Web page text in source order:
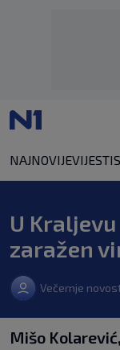
NAJNOVIJEVIJESTI
U
zaražen
Večernje
Mišo